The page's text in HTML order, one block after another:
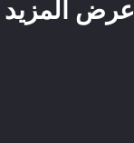
عرض المزيد